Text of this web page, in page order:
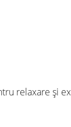
relaxare și